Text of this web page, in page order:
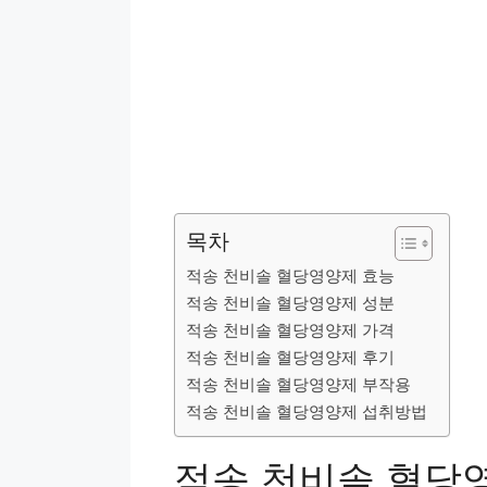
목차
적송 천비솔 혈당영양제 효능
적송 천비솔 혈당영양제 성분
적송 천비솔 혈당영양제 가격
적송 천비솔 혈당영양제 후기
적송 천비솔 혈당영양제 부작용
적송 천비솔 혈당영양제 섭취방법